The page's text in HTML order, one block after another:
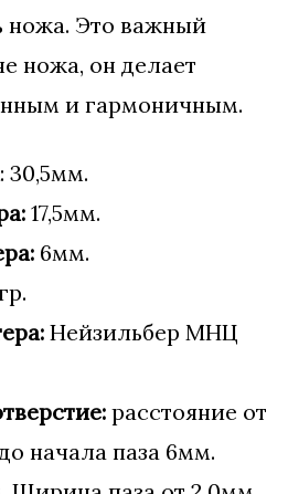
ножа. Это важный
ножа, он делает
и гармоничным.
: 30,5мм.
17,5мм.
6мм.
Нейзильбер МНЦ
расстояние от
начала паза 6мм.